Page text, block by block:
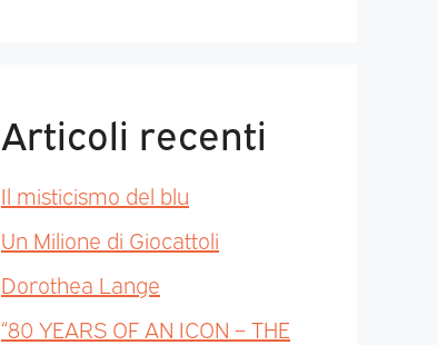
Articoli recenti
Il misticismo del blu
Un Milione di Giocattoli
Dorothea Lange
“80 YEARS OF AN ICON – THE